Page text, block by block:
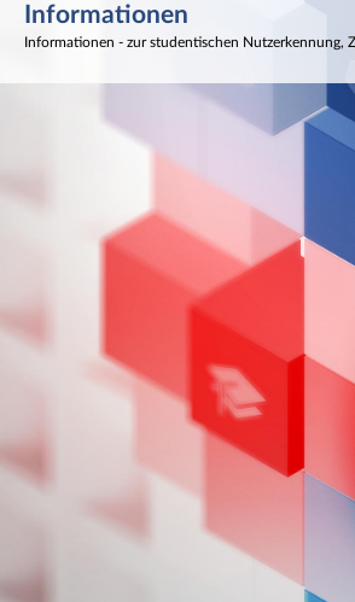
Informationen
Informationen - zur studentischen Nutzerkennung,